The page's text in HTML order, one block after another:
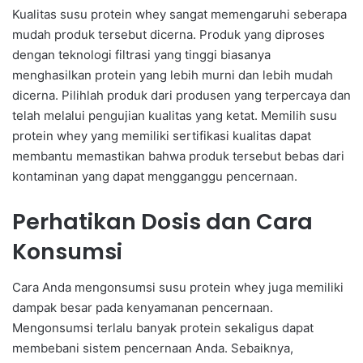
Kualitas susu protein whey sangat memengaruhi seberapa
mudah produk tersebut dicerna. Produk yang diproses
dengan teknologi filtrasi yang tinggi biasanya
menghasilkan protein yang lebih murni dan lebih mudah
dicerna. Pilihlah produk dari produsen yang terpercaya dan
telah melalui pengujian kualitas yang ketat. Memilih susu
protein whey yang memiliki sertifikasi kualitas dapat
membantu memastikan bahwa produk tersebut bebas dari
kontaminan yang dapat mengganggu pencernaan.
Perhatikan Dosis dan Cara
Konsumsi
Cara Anda mengonsumsi susu protein whey juga memiliki
dampak besar pada kenyamanan pencernaan.
Mengonsumsi terlalu banyak protein sekaligus dapat
membebani sistem pencernaan Anda. Sebaiknya,